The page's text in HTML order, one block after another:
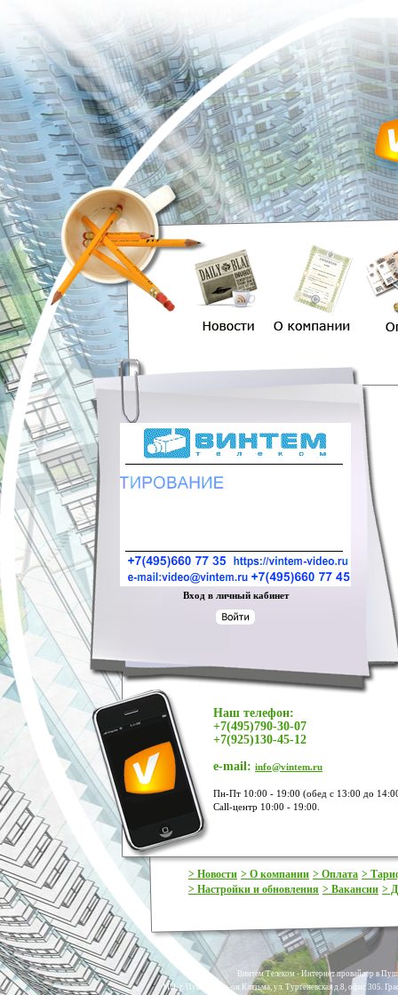
Вход в личный кабинет
Наш телефон:
+7(495)790-30-07
+7(925)130-45-12
e-mail: info@vintem.ru
Пн-Пт 10:00 - 19:00 (обед с 13:00 до
Call-центр 10:00 - 19:00.
> Новости > О компании > Оплата >
> Настройки и обновления > Вакансии >
Винтем Телеком - Интернет провайдер в
МО, г. Пушкино, м-он Клязьма, ул. Тургеневская д.8, офис 305.